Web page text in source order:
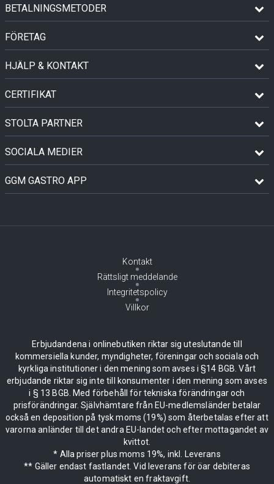
BETALNINGSMETODER
FÖRETAG
HJÄLP & KONTAKT
CERTIFIKAT
STOLTA PARTNER
SOCIALA MEDIER
GGM GASTRO APP
Kontakt
Rättsligt meddelande
Integritetspolicy
Villkor
Erbjudandena i onlinebutiken riktar sig uteslutande till
kommersiella kunder, myndigheter, föreningar och sociala och
kyrkliga institutioner i den mening som avses i §14 BGB. Vårt
erbjudande riktar sig inte till konsumenter i den mening som avses
i § 13 BGB. Med förbehåll för tekniska förändringar och
prisförändringar. Självhämtare från EU-medlemsländer betalar
också en deposition på tysk moms (19%) som återbetalas efter att
varorna anländer till det andra EU-landet och efter mottagandet av
kvittot.
* Alla priser plus moms 19%, inkl. Leverans
** Gäller endast fastlandet. Vid leverans för öar debiteras
automatiskt en fraktavgift.